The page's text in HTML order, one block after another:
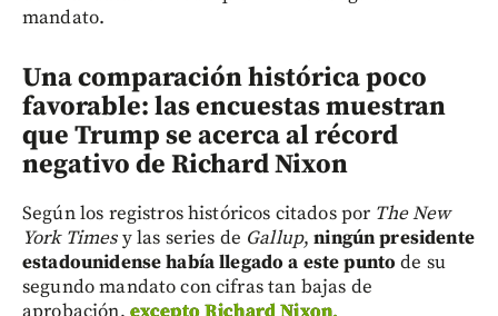
mandato.
Una comparación histórica poco
favorable: las encuestas muestran
que Trump se acerca al récord
negativo de Richard Nixon
Según los registros históricos citados por The New
York Timesy las series de Gallup,ningún presidente
estadounidense había llegado a este puntode su
segundo mandato con cifras tan bajas de